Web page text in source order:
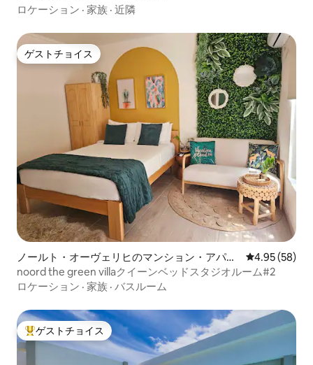
ロケーション · 家族 · 近隣
ゲストチョイス
ゲストチョイス
ノールト・オーヴェリヒのマンション・アパー
ト
レビュー58
4.95 (58)
noord the green villaクイーンベッドスタジオルーム#2
ロケーション · 家族 · バスルーム
大好評のゲストチョイスです。
ゲストチョイス